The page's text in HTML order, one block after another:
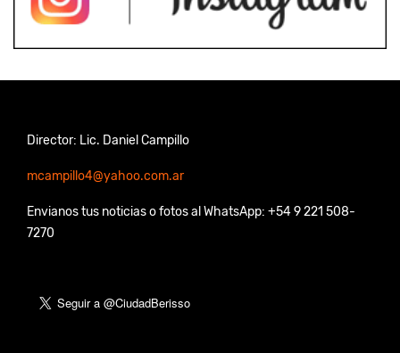
Director: Lic. Daniel Campillo
mcampillo4@yahoo.com.ar
Envianos tus noticias o fotos al WhatsApp: +54 9 221 508-
7270